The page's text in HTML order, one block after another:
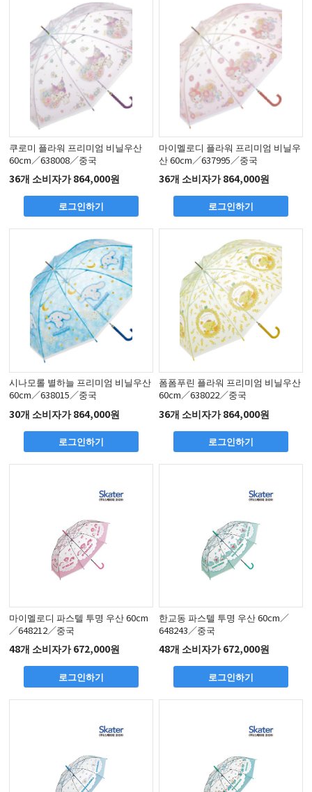
쿠로미 플라워 프리미엄 비닐우산
60cm／638008／중국
36개 소비자가 864,000원
로그인하기
마이멜로디 플라워 프리미엄 비닐우
산 60cm／637995／중국
36개 소비자가 864,000원
로그인하기
시나모롤 별하늘 프리미엄 비닐우산
60cm／638015／중국
30개 소비자가 864,000원
로그인하기
폼폼푸린 플라워 프리미엄 비닐우산
60cm／638022／중국
36개 소비자가 864,000원
로그인하기
마이멜로디 파스텔 투명 우산 60cm
／648212／중국
48개 소비자가 672,000원
로그인하기
한교동 파스텔 투명 우산 60cm／
648243／중국
48개 소비자가 672,000원
로그인하기